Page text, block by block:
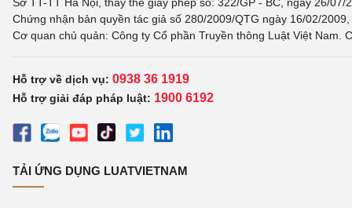
Chứng nhận bản quyền tác giả số 280/2009/QTG ngày 16/02/
Cơ quan chủ quản: Công ty Cổ phần Truyền thông Luật Việt Nam.
Hỗ trợ về dịch vụ: 0938 36 1919
Hỗ trợ giải đáp pháp luật: 1900 6192
TẢI ỨNG DỤNG LUATVIETNAM